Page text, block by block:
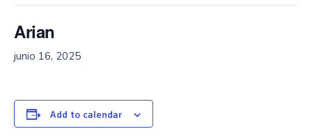
Arian
junio 16, 2025
Add to calendar